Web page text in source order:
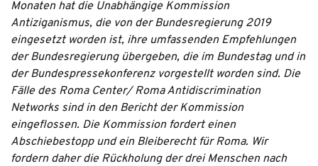
Monaten hat die Unabhängige Kommission
Antiziganismus, die von der Bundesregierung 2019
eingesetzt worden ist, ihre umfassenden Empfehlungen
der Bundesregierung übergeben, die im Bundestag und in
der Bundespressekonferenz vorgestellt worden sind. Die
Fälle des Roma Center/ Roma Antidiscrimination
Networks sind in den Bericht der Kommission
eingeflossen. Die Kommission fordert einen
Abschiebestopp und ein Bleiberecht für Roma. Wir
fordern daher die Rückholung der drei Menschen nach